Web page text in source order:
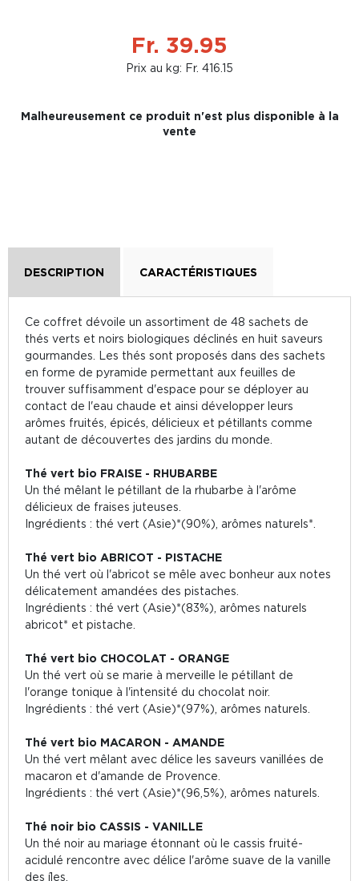
Fr. 39.95
Prix au kg: Fr. 416.15
Malheureusement ce produit n'est plus disponible à la
vente
DESCRIPTION CARACTÉRISTIQUES
Ce coffret dévoile un assortiment de 48 sachets de
thés verts et noirs biologiques déclinés en huit saveurs
gourmandes. Les thés sont proposés dans des sachets
en forme de pyramide permettant aux feuilles de
trouver suffisamment d'espace pour se déployer au
contact de l'eau chaude et ainsi développer leurs
arômes fruités, épicés, délicieux et pétillants comme
autant de découvertes des jardins du monde.
Thé vert bio FRAISE - RHUBARBE
Un thé mêlant le pétillant de la rhubarbe à l'arôme
délicieux de fraises juteuses.
Ingrédients : thé vert (Asie)*(90%), arômes naturels*.
Thé vert bio ABRICOT - PISTACHE
Un thé vert où l'abricot se mêle avec bonheur aux notes
délicatement amandées des pistaches.
Ingrédients : thé vert (Asie)*(83%), arômes naturels
abricot* et pistache.
Thé vert bio CHOCOLAT - ORANGE
Un thé vert où se marie à merveille le pétillant de
l'orange tonique à l'intensité du chocolat noir.
Ingrédients : thé vert (Asie)*(97%), arômes naturels.
Thé vert bio MACARON - AMANDE
Un thé vert mêlant avec délice les saveurs vanillées de
macaron et d'amande de Provence.
Ingrédients : thé vert (Asie)*(96,5%), arômes naturels.
Thé noir bio CASSIS - VANILLE
Un thé noir au mariage étonnant où le cassis fruité-
acidulé rencontre avec délice l'arôme suave de la vanille
des îles.